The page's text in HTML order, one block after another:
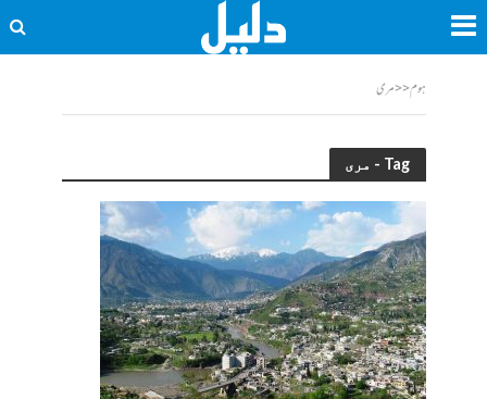
ہوم<<مری
Tag - مری